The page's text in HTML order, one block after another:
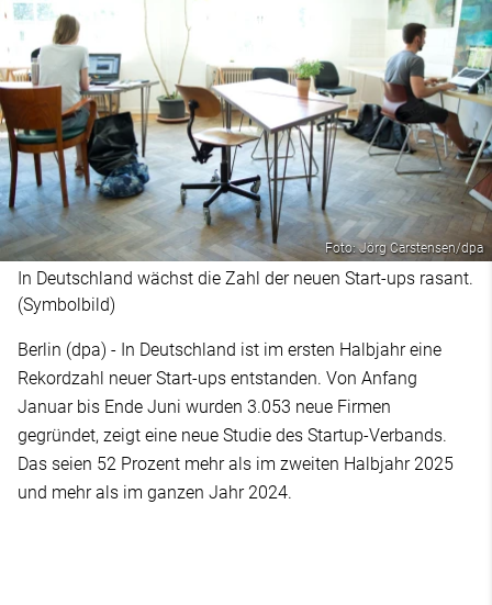
Foto: Jörg Carstensen/dpa
In Deutschland wächst die Zahl der neuen Start-ups rasant.
(Symbolbild)
Berlin (dpa) - In Deutschland ist im ersten Halbjahr eine
Rekordzahl neuer Start-ups entstanden. Von Anfang
Januar bis Ende Juni wurden 3.053 neue Firmen
gegründet, zeigt eine neue Studie des Startup-Verbands.
Das seien 52 Prozent mehr als im zweiten Halbjahr 2025
und mehr als im ganzen Jahr 2024.